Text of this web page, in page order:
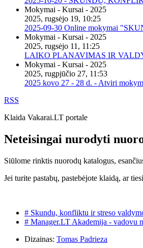
Mokymai - Kursai - 2025
2025, rugsėjo 19, 10:25
2025-09-30 Online mokymai
Mokymai - Kursai - 2025
2025, rugsėjo 11, 11:25
LAIKO PLANAVIMAS IR
Mokymai - Kursai - 2025
2025, rugpjūčio 27, 11:53
2025 kovo 27 - 28 d. - Atviri
RSS
Klaida Vakarai.LT portale
Neteisingai nurodyti
Siūlome rinktis nuorodų katalogus,
Jei turite pastabų, pastebėjote klaidą, ar
# Skundu, konfliktu ir streso
# Manager.LT Akademija - vadovu
Dizainas: Tomas Padrieza